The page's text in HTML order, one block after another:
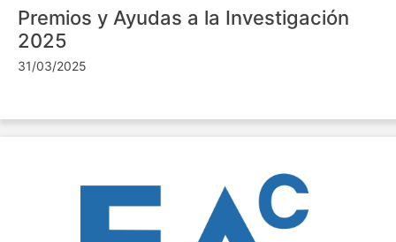
Premios y Ayudas a la Investigación
2025
31/03/2025